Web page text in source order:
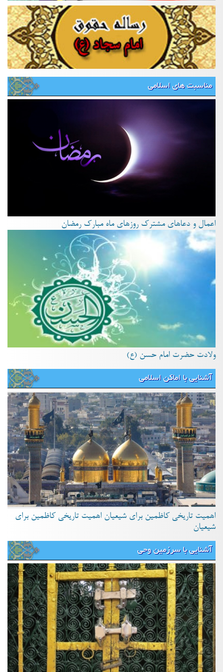
مناسبت های اسلامی
اعمال و دعاهای مشترک روزهای ماه مبارک رمضان
ولادت حضرت امام حسن (ع)
آشنایی با اماکن اسلامی
اهمیت تاریخی کاظمین برای شیعیان اهمیت تاریخی کاظمین برای
شیعیان
آشنایی با سرزمین وحی